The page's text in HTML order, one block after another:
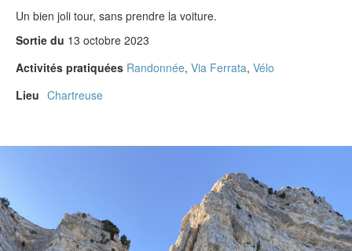
Un bien joli tour, sans prendre la voiture.
Sortie du 13 octobre 2023
Activités pratiquées Randonnée, Via Ferrata, Vélo
Lieu Chartreuse